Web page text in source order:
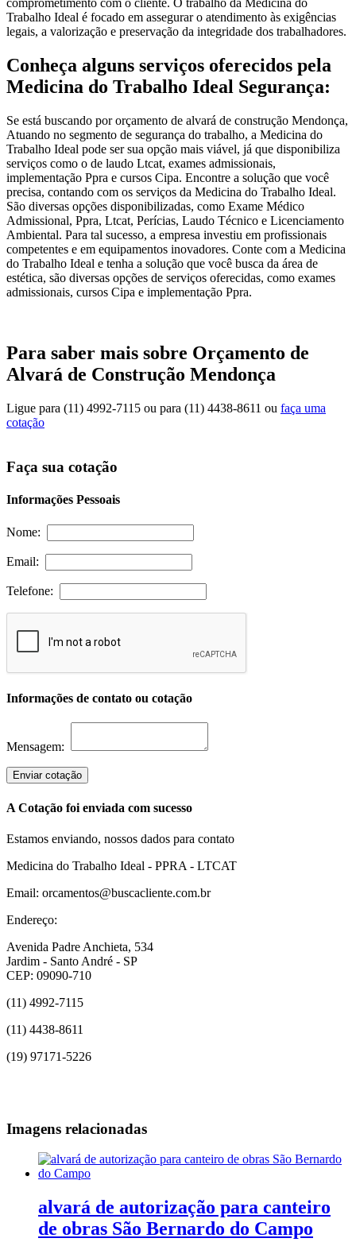
Trabalho Ideal é focado em assegurar o atendimento às exigências
legais, a valorização e preservação da integridade dos trabalhadores.
Conheça alguns serviços oferecidos pela
Medicina do Trabalho Ideal Segurança:
Se está buscando por orçamento de alvará de construção Mendonça,
Atuando no segmento de segurança do trabalho, a Medicina do
Trabalho Ideal pode ser sua opção mais viável, já que disponibiliza
serviços como o de laudo Ltcat, exames admissionais,
implementação Ppra e cursos Cipa. Encontre a solução que você
precisa, contando com os serviços da Medicina do Trabalho Ideal.
São diversas opções disponibilizadas, como Exame Médico
Admissional, Ppra, Ltcat, Perícias, Laudo Técnico e Licenciamento
Ambiental. Para tal sucesso, a empresa investiu em profissionais
competentes e em equipamentos inovadores. Conte com a Medicina
do Trabalho Ideal e tenha a solução que você busca da área de
estética, são diversas opções de serviços oferecidas, como exames
admissionais, cursos Cipa e implementação Ppra.
Para saber mais sobre Orçamento de
Alvará de Construção Mendonça
Ligue para (11) 4992-7115 ou para (11) 4438-8611 ou faça uma
cotação
Faça sua cotação
Informações Pessoais
Nome:
Email:
Telefone:
Informações de contato ou cotação
Mensagem:
Enviar cotação
A Cotação foi enviada com sucesso
Estamos enviando, nossos dados para contato
Medicina do Trabalho Ideal - PPRA - LTCAT
Email: orcamentos@buscacliente.com.br
Endereço:
Avenida Padre Anchieta, 534
Jardim - Santo André - SP
CEP: 09090-710
(11) 4992-7115
(11) 4438-8611
(19) 97171-5226
Imagens relacionadas
alvará de autorização para canteiro
de obras São Bernardo do Campo